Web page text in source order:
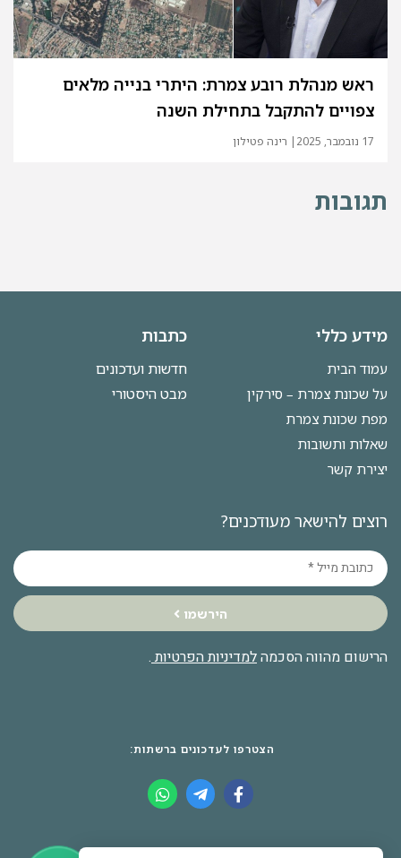
ראש מנהלת רובע צמרת: היתרי בנייה מלאים
צפויים להתקבל בתחילת השנה
17 נובמבר, 2025 | רינה פטילון
תגובות
מידע כללי
עמוד הבית
על שכונת צמרת – סירקין
מפת שכונת צמרת
שאלות ותשובות
יצירת קשר
כתבות
חדשות ועדכונים
מבט היסטורי
רוצים להישאר מעודכנים?
הירשמו
הרישום מהווה הסכמהלמדיניות הפרטיות.
הצטרפו לעדכונים ברשתות: